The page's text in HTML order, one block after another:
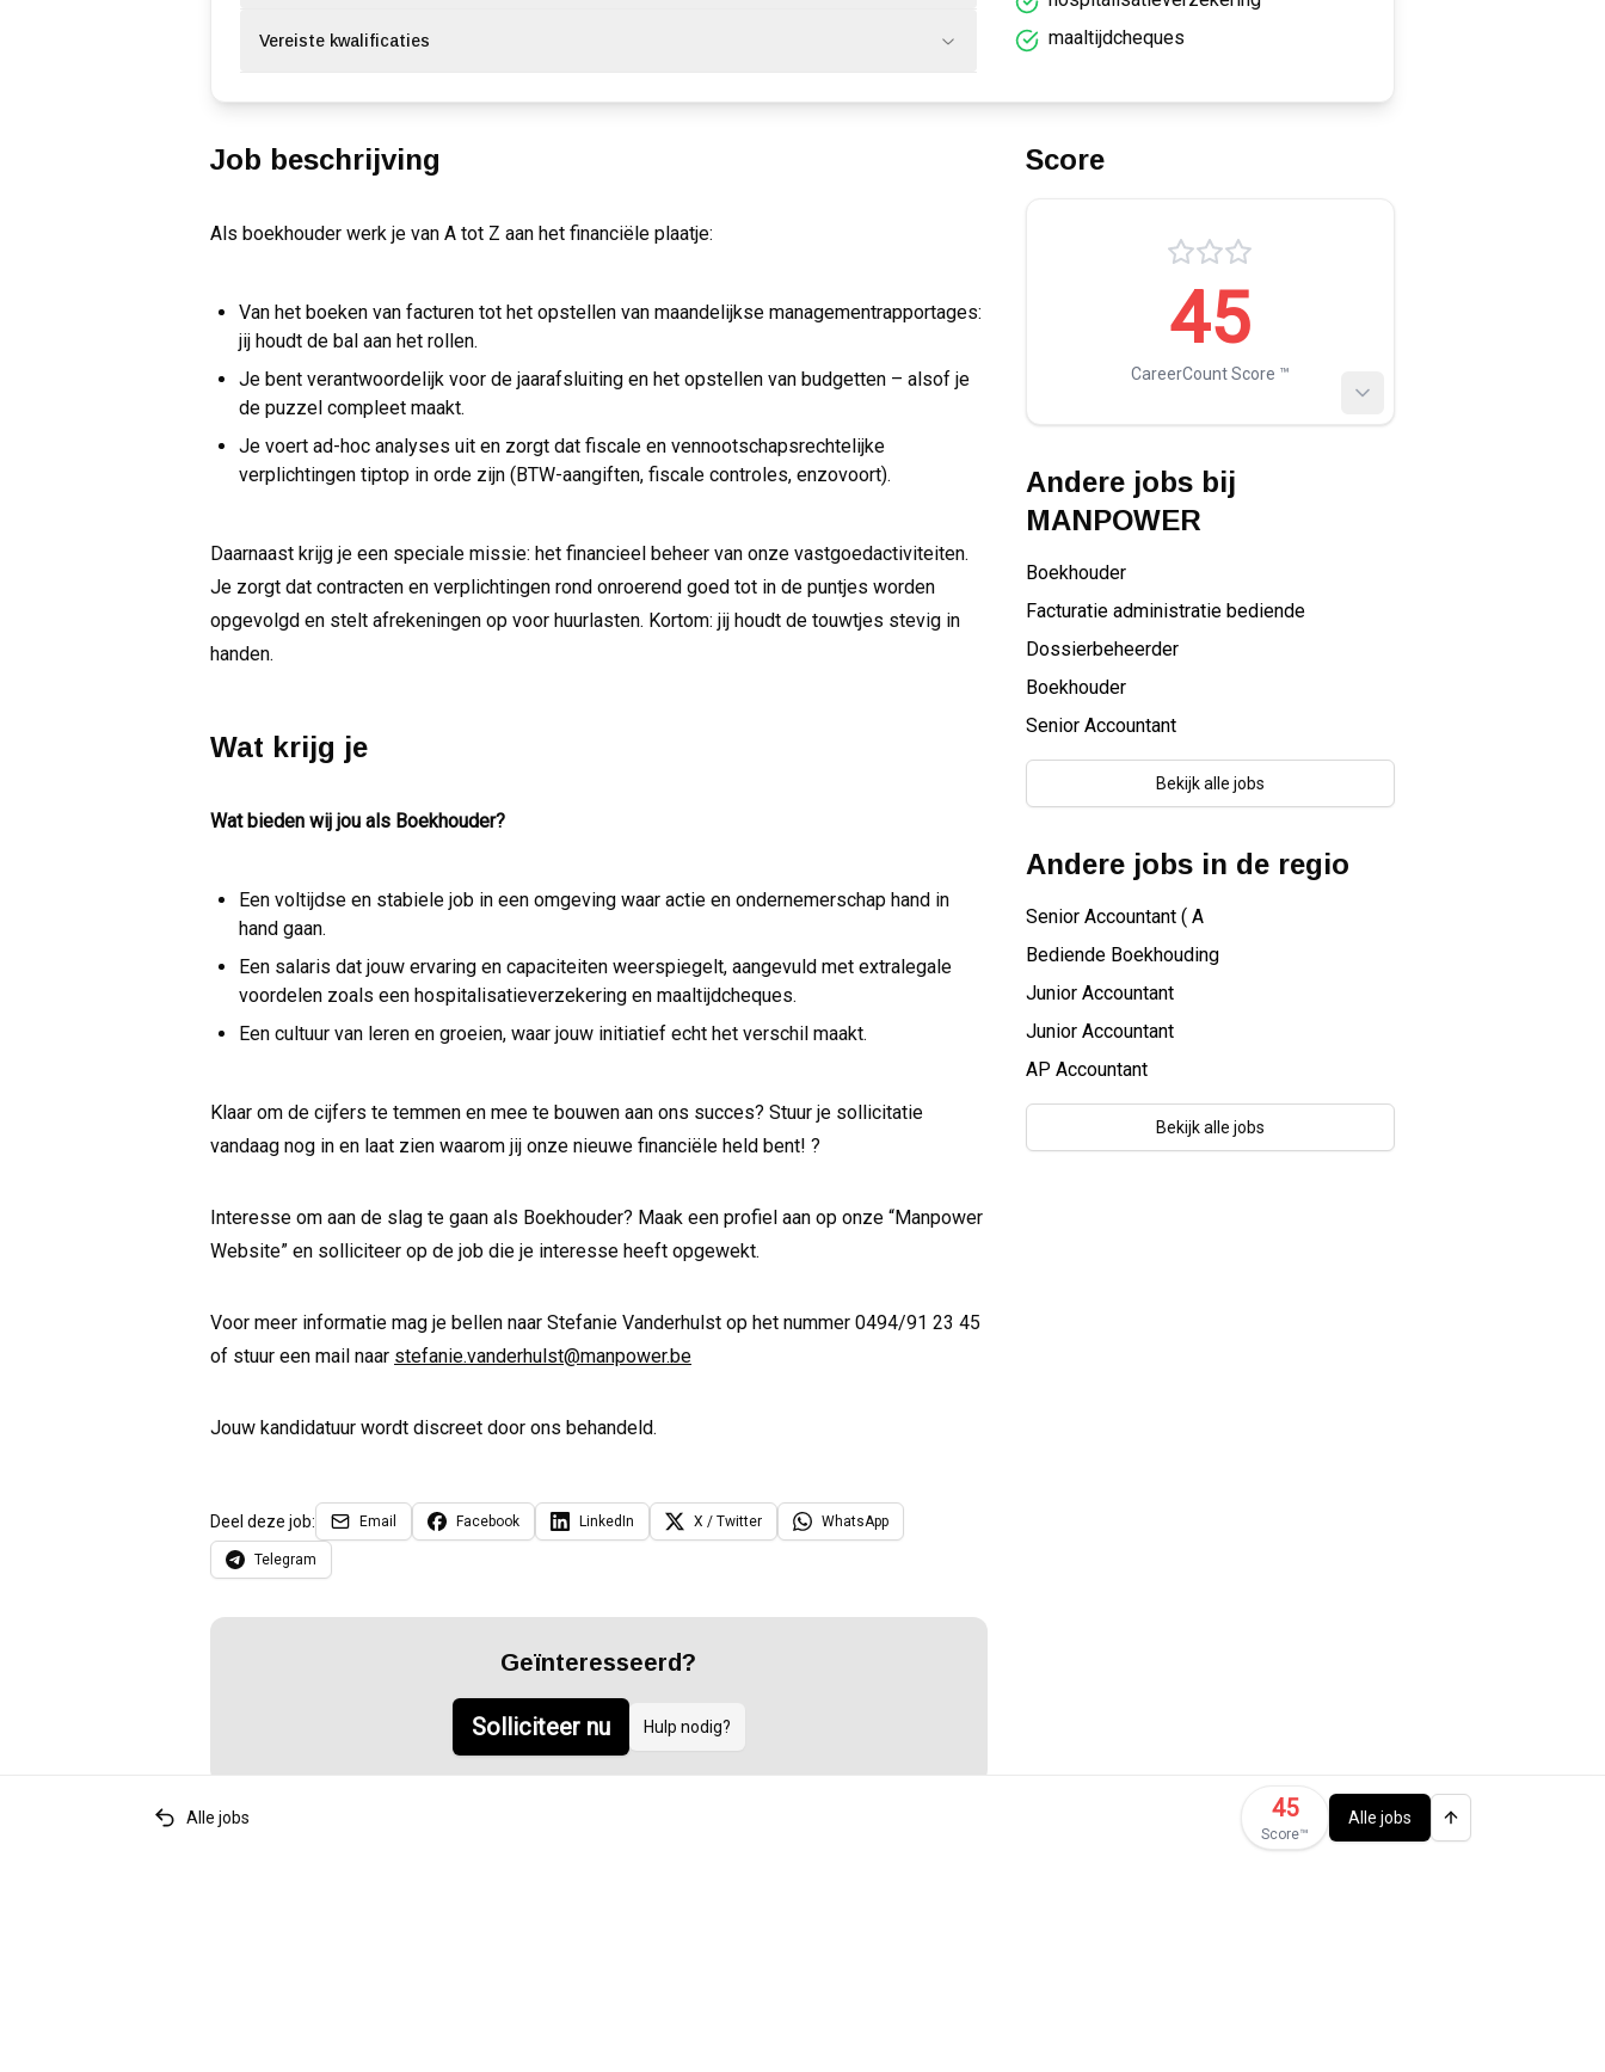
Vereiste kwalificaties
maaltijdcheques
Job beschrijving
Als boekhouder werk je van A tot Z aan het financiële plaatje:
Van het boeken van facturen tot het opstellen van maandelijkse managementrapportages:
jij houdt de bal aan het rollen.
Je bent verantwoordelijk voor de jaarafsluiting en het opstellen van budgetten – alsof je
de puzzel compleet maakt.
Je voert ad-hoc analyses uit en zorgt dat fiscale en vennootschapsrechtelijke
verplichtingen tiptop in orde zijn (BTW-aangiften, fiscale controles, enzovoort).
Daarnaast krijg je een speciale missie: het financieel beheer van onze vastgoedactiviteiten.
Je zorgt dat contracten en verplichtingen rond onroerend goed tot in de puntjes worden
opgevolgd en stelt afrekeningen op voor huurlasten. Kortom: jij houdt de touwtjes stevig in
handen.
Wat krijg je
Wat bieden wij jou als Boekhouder?
Een voltijdse en stabiele job in een omgeving waar actie en ondernemerschap hand in
hand gaan.
Een salaris dat jouw ervaring en capaciteiten weerspiegelt, aangevuld met extralegale
voordelen zoals een hospitalisatieverzekering en maaltijdcheques.
Een cultuur van leren en groeien, waar jouw initiatief echt het verschil maakt.
Klaar om de cijfers te temmen en mee te bouwen aan ons succes? Stuur je sollicitatie
vandaag nog in en laat zien waarom jij onze nieuwe financiële held bent! ?
Interesse om aan de slag te gaan als Boekhouder? Maak een profiel aan op onze “Manpower
Website” en solliciteer op de job die je interesse heeft opgewekt.
Voor meer informatie mag je bellen naar Stefanie Vanderhulst op het nummer 0494/91 23 45
of stuur een mail naar stefanie.vanderhulst@manpower.be
Jouw kandidatuur wordt discreet door ons behandeld.
Deel deze job: Email Facebook LinkedIn X / Twitter WhatsApp
Telegram
Geïnteresseerd?
Solliciteer nu Hulp nodig?
Score
45
CareerCount Score ™️
Andere jobs bij
MANPOWER
Boekhouder
Facturatie administratie bediende
Dossierbeheerder
Boekhouder
Senior Accountant
Bekijk alle jobs
Andere jobs in de regio
Senior Accountant ( A
Bediende Boekhouding
Junior Accountant
Junior Accountant
AP Accountant
Bekijk alle jobs
Alle jobs 45
Score™️
Alle jobs